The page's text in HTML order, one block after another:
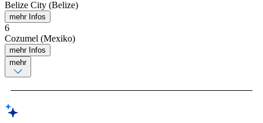
Belize City (Belize)
mehr Infos
6
Cozumel (Mexiko)
mehr Infos
mehr